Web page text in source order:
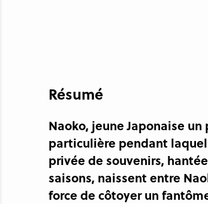
Résumé
Naoko, jeune Japonaise
particulière pendant
privée de souvenirs,
saisons, naissent entre
force de côtoyer un